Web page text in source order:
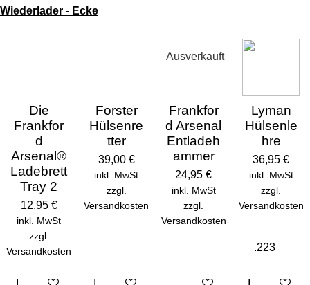
Wiederlader - Ecke
Die
Frankfor
d
Arsenal®
Ladebrett
Tray 2
12,95 €
inkl. MwSt
zzgl.
Versandkosten
Forster
Hülsenre
tter
39,00 €
inkl. MwSt
zzgl.
Versandkosten
Ausverkauft
Frankfor
d Arsenal
Entladeh
ammer
24,95 €
inkl. MwSt
zzgl.
Versandkosten
Lyman
Hülsenle
hre
36,95 €
inkl. MwSt
zzgl.
Versandkosten